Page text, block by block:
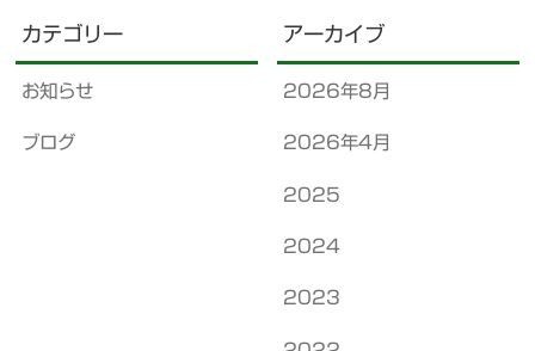
カテゴリー
お知らせ
ブログ
アーカイブ
2026年8月
2026年4月
2025
2024
2023